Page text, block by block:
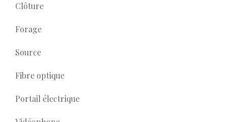
Clôture
Forage
Source
Fibre optique
Portail électrique